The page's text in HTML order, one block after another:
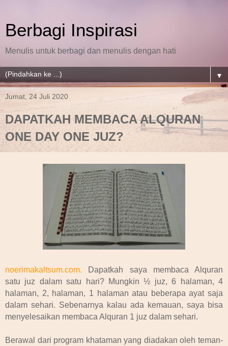
Berbagi Inspirasi
Menulis untuk berbagi dan menulis dengan hati
▼
Jumat, 24 Juli 2020
DAPATKAH MEMBACA ALQURAN
ONE DAY ONE JUZ?
noerimakaltsum.com. Dapatkah saya membaca Alquran
satu juz dalam satu hari? Mungkin ½ juz, 6 halaman, 4
halaman, 2, halaman, 1 halaman atau beberapa ayat saja
dalam sehari. Sebenarnya kalau ada kemauan, saya bisa
menyelesaikan membaca Alquran 1 juz dalam sehari.
Berawal dari program khataman yang diadakan oleh teman-